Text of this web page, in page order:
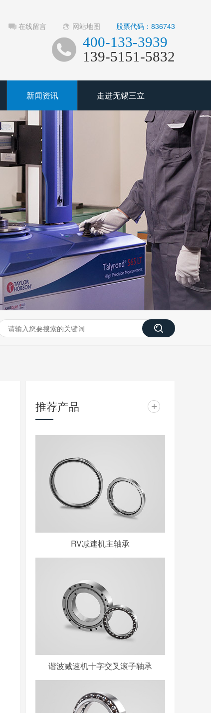
在线留言 网站地图 股票代码：836743
400-133-3939
139-5151-5832
新闻资讯 走进无锡三立
推荐产品 +
RV减速机主轴承
谐波减速机十字交叉滚子轴承